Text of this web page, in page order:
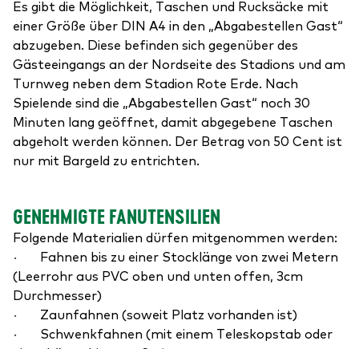
Es gibt die Möglichkeit, Taschen und Rucksäcke mit
einer Größe über DIN A4 in den „Abgabestellen Gast“
abzugeben. Diese befinden sich gegenüber des
Gästeeingangs an der Nordseite des Stadions und am
Turnweg neben dem Stadion Rote Erde. Nach
Spielende sind die „Abgabestellen Gast“ noch 30
Minuten lang geöffnet, damit abgegebene Taschen
abgeholt werden können. Der Betrag von 50 Cent ist
nur mit Bargeld zu entrichten.
GENEHMIGTE FANUTENSILIEN
Folgende Materialien dürfen mitgenommen werden:
· Fahnen bis zu einer Stocklänge von zwei Metern
(Leerrohr aus PVC oben und unten offen, 3cm
Durchmesser)
· Zaunfahnen (soweit Platz vorhanden ist)
· Schwenkfahnen (mit einem Teleskopstab oder